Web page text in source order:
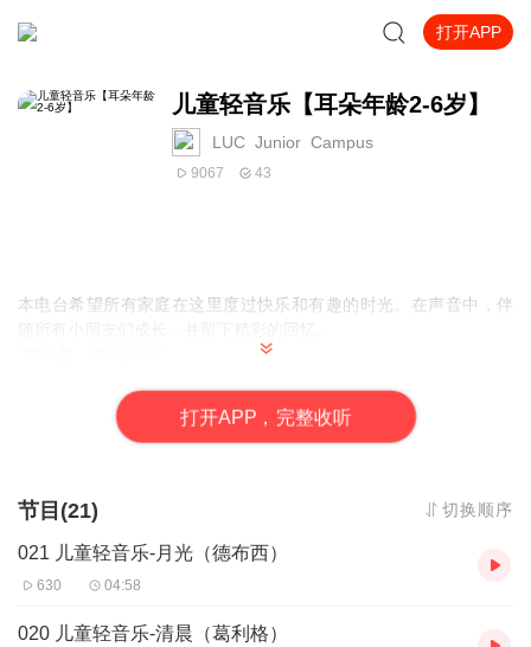
打开APP
儿童轻音乐【耳朵年龄2-6岁】
LUC_Junior_Campus
9067 43
本电台希望所有家庭在这里度过快乐和有趣的时光。在声音中，伴
的志愿者家庭倾心打造并爱心维护，为所有家庭创建的学习者社
区，包含无限量的双语学习资源。
打开APP，完整收听
节目(21) 切换顺序
021 儿童轻音乐-月光（德布西）
630 04:58
020 儿童轻音乐-清晨（葛利格）